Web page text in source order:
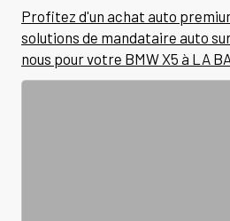
Profitez d'un achat auto
solutions de mandataire auto
nous pour votre BMW X5 à LA